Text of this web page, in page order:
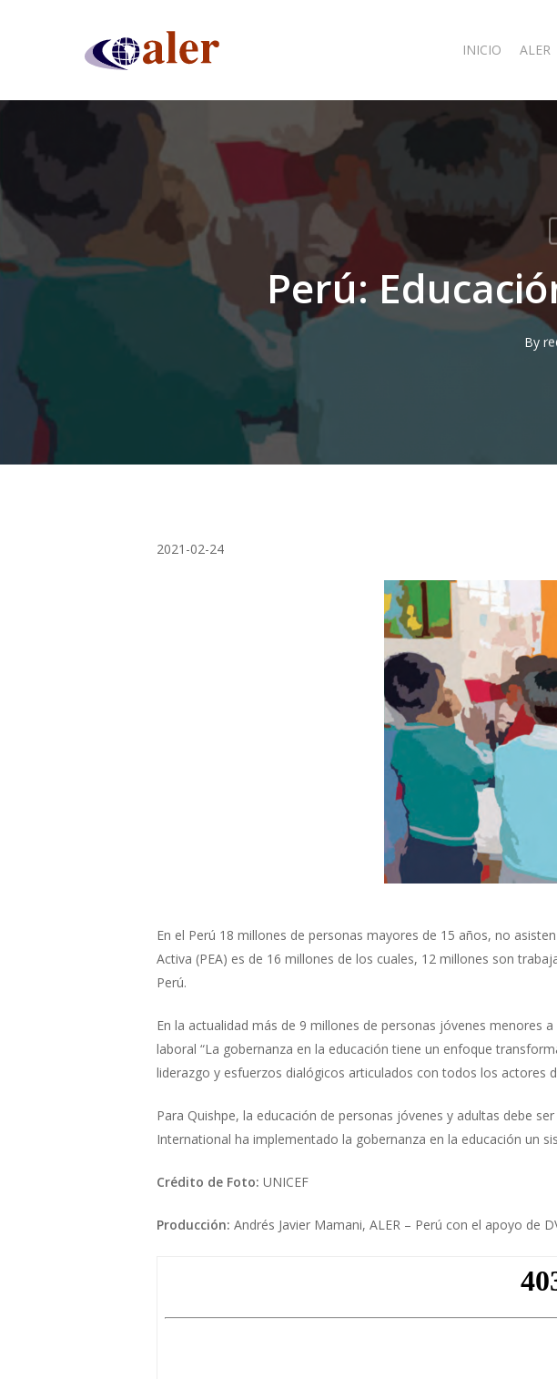
INICIO ALER
Perú:
By
2021-02-24
En el Perú 18 millones de personas mayores de 15 años, no
Activa (PEA) es de 16 millones de los cuales, 12 millones son
Perú.
En la actualidad más de 9 millones de personas jóvenes
laboral “La gobernanza en la educación tiene un enfoque
liderazgo y esfuerzos dialógicos articulados con todos los actores
Para Quishpe, la educación de personas jóvenes y adultas debe
International ha implementado la gobernanza en la educación un
Crédito de Foto: UNICEF
Producción: Andrés Javier Mamani, ALER – Perú con el apoyo de